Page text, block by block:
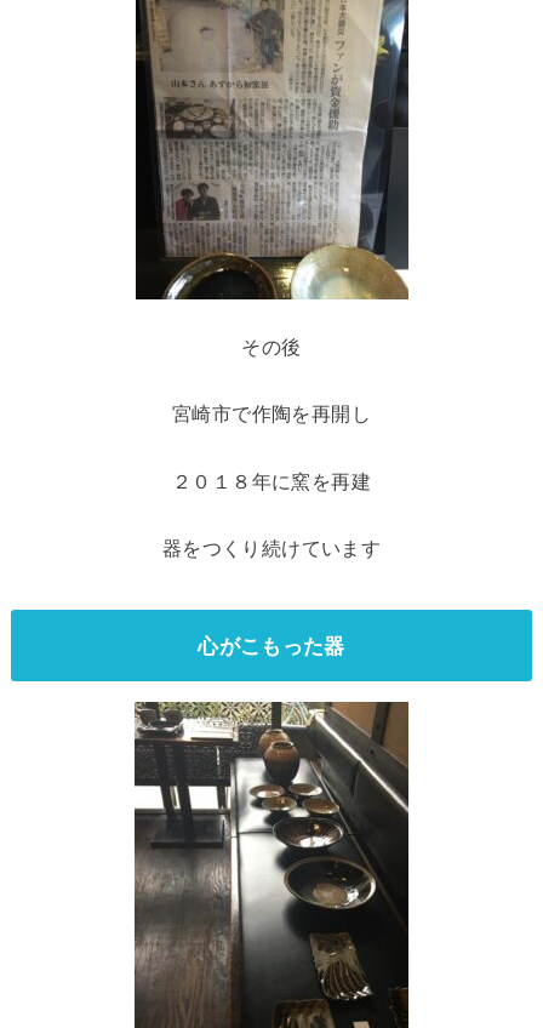
その後
宮崎市で作陶を再開し
２０１８年に窯を再建
器をつくり続けています
心がこもった器